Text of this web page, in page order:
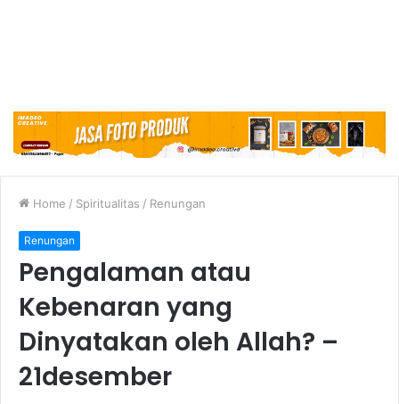
Home / Spiritualitas / Renungan
Renungan
Pengalaman atau
Kebenaran yang
Dinyatakan oleh Allah? –
21desember